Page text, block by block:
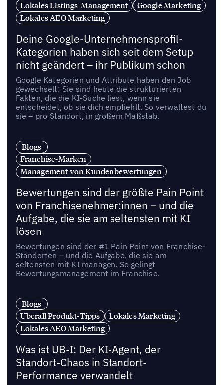
Lokales Listings-Management
Google Marketing
Lokales AEO Marketing
Deine Google-Unternehmensprofil-
Kategorien haben sich seit dem Setup
nicht geändert – ihr Publikum schon
Google Kategorien und Attribute haben den Job
gewechselt: Sie sind heute die strukturierten
Fakten, die die KI-Suche liest, wenn sie
entscheidet, ob sie dich empfiehlt. So verwaltest du
sie – pro Standort, in großem Maßstab.
Blogs
Franchise-Marken
Management von Kundenbewertungen
Bewertungen sind der größte Pain Point
von Franchisenehmer:innen – und die
Aufgabe, die sie am seltensten mit KI
lösen
Bewertungen sind der #1 Pain Point von Franchise-
Standorten – und die Aufgabe, die sie am
seltensten mit KI managen. So gelingt
Bewertungsmanagement im Franchise.
Blogs
Uberall Produkt-Tipps
Lokales Marketing
Lokales AEO Marketing
Was ist UB-I: Der KI-Agent, der
Standort-Chaos in Standort-
Performance verwandelt